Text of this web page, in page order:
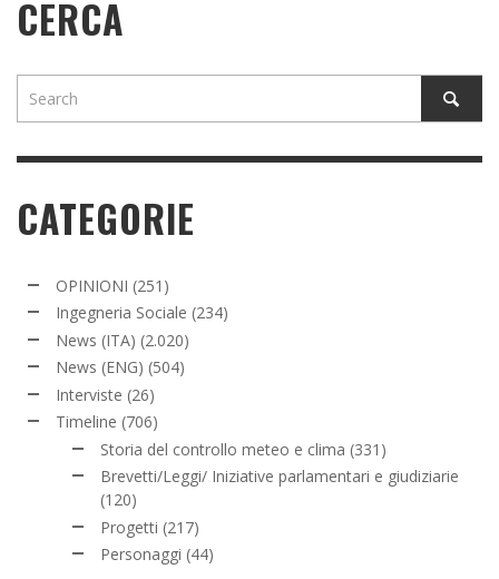
CERCA
CATEGORIE
OPINIONI (251)
Ingegneria Sociale (234)
News (ITA) (2.020)
News (ENG) (504)
Interviste (26)
Timeline (706)
Storia del controllo meteo e clima (331)
Brevetti/Leggi/ Iniziative parlamentari e giudiziarie
(120)
Progetti (217)
Personaggi (44)